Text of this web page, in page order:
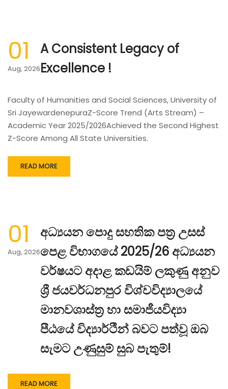
01
Aug, 2026
A Consistent Legacy of
Excellence !
Faculty of Humanities and Social Sciences, University of
Sri JayewardenepuraZ-Score Trend (Arts Stream) –
Academic Year 2025/2026Achieved the Second Highest
Z-Score Among All State Universities.
READ MORE
01
Aug, 2026
අධ්‍යයන පොදු සහතික පත්‍ර උසස්
පෙළ විභාගයේ 2025/26 අධ්‍යයන
වර්ෂයට අදාළ කඩයිම් ලකුණු අනුව
ශ්‍රී ජයවර්ධනපුර විශ්වවිද්‍යාලයේ
මානවශාස්ත්‍ර හා සමාජීයවිද්‍යා
පීඨයේ විද්‍යාර්ථීන් බවට පත්වූ ඔබ
සැමට උණුසුම් සුබ පැතුම්!
READ MORE